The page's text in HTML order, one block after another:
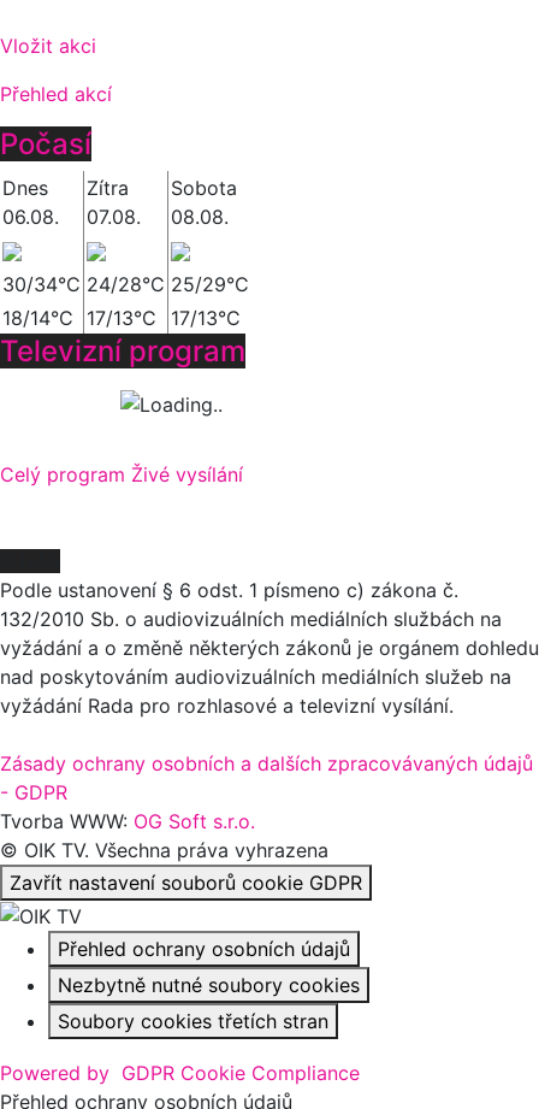
Vložit akci
Přehled akcí
Počasí
Dnes
06.08.
Zítra
07.08.
Sobota
08.08.
30/34°C 24/28°C 25/29°C
18/14°C
17/13°C 17/13°C
Televizní program
Celý program Živé vysílání
Podle ustanovení § 6 odst. 1 písmeno c) zákona č.
132/2010 Sb. o audiovizuálních mediálních službách na
vyžádání a o změně některých zákonů je orgánem dohledu
nad poskytováním audiovizuálních mediálních služeb na
vyžádání Rada pro rozhlasové a televizní vysílání.
Zásady ochrany osobních a dalších zpracovávaných údajů
- GDPR
Tvorba WWW: OG Soft s.r.o.
© OIK TV. Všechna práva vyhrazena
Zavřít nastavení souborů cookie GDPR
Přehled ochrany osobních údajů
Nezbytně nutné soubory cookies
Soubory cookies třetích stran
Powered by GDPR Cookie Compliance
Přehled ochrany osobních údajů